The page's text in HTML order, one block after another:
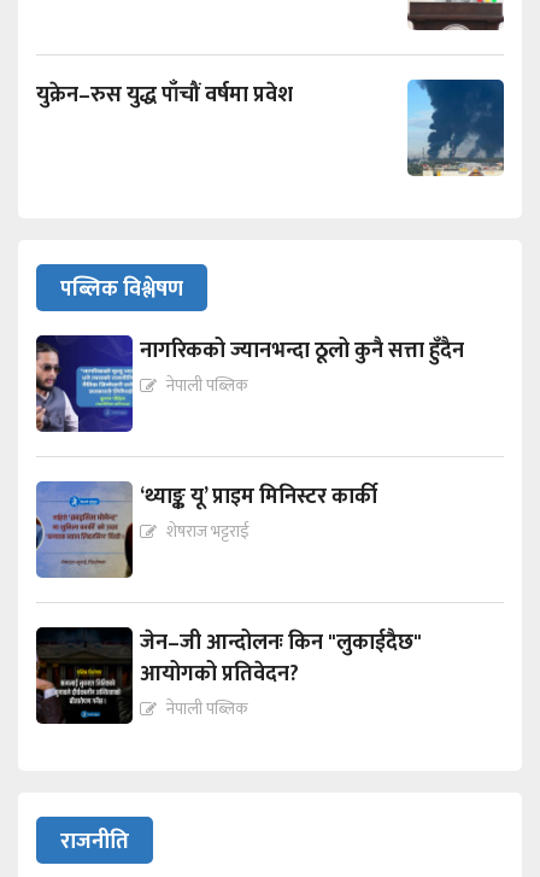
युक्रेन–रुस युद्ध पाँचौं वर्षमा प्रवेश
पब्लिक विश्लेषण
नागरिकको ज्यानभन्दा ठूलो कुनै सत्ता हुँदैन
नेपाली पब्लिक
‘थ्याङ्क यू’ प्राइम मिनिस्टर कार्की
शेषराज भट्टराई
जेन–जी आन्दोलनः किन "लुकाईदैछ"
आयोगको प्रतिवेदन?
नेपाली पब्लिक
राजनीति